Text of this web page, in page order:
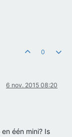
0
6 nov. 2015 08:20
één mini? Is